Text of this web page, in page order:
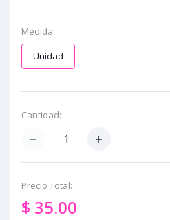
Medida:
Unidad
Cantidad:
Precio Total:
$ 35.00